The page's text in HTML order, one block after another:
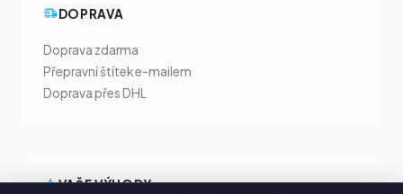
DOPRAVA
Doprava zdarma
Přepravní štítek e-mailem
Doprava přes DHL
VAŠE VÝHODY